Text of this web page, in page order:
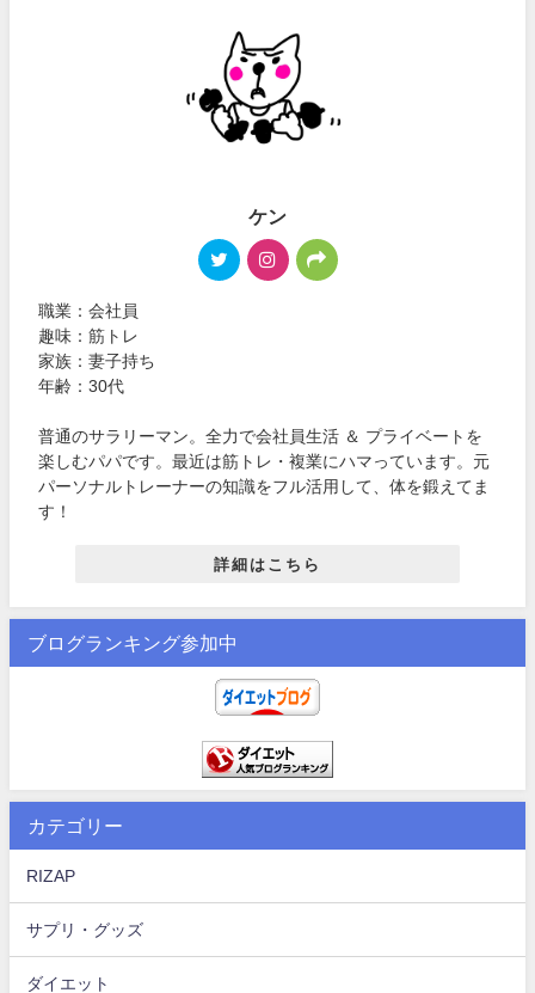
ケン
職業：会社員
趣味：筋トレ
家族：妻子持ち
年齢：30代
普通のサラリーマン。全力で会社員生活 ＆ プライベートを
楽しむパパです。最近は筋トレ・複業にハマっています。元
パーソナルトレーナーの知識をフル活用して、体を鍛えてま
す！
詳細はこちら
ブログランキング参加中
カテゴリー
RIZAP
サプリ・グッズ
ダイエット